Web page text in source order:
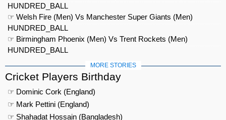
HUNDRED_BALL
☞ Welsh Fire (Men) Vs Manchester Super Giants (Men)
HUNDRED_BALL
☞ Birmingham Phoenix (Men) Vs Trent Rockets (Men)
HUNDRED_BALL
MORE STORIES
Cricket Players Birthday
☞ Dominic Cork (England)
☞ Mark Pettini (England)
☞ Shahadat Hossain (Bangladesh)